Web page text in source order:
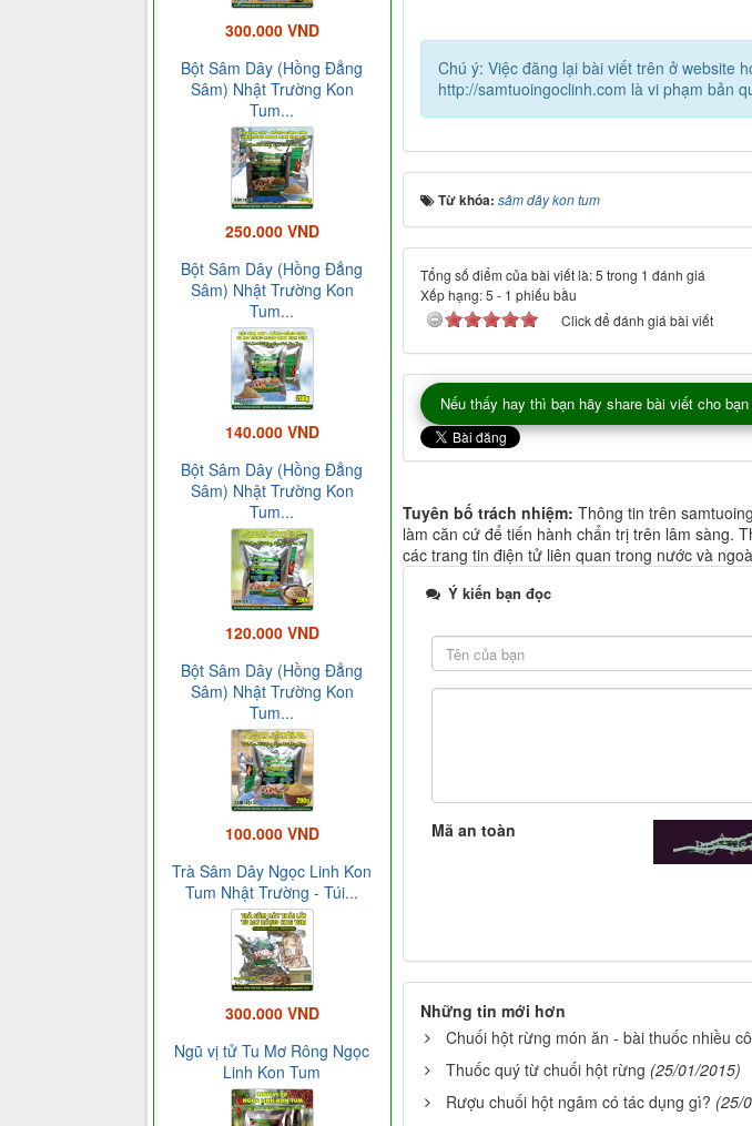
Chú ý: Việc đăng lại bài viết trên ở website
http://samtuoingoclinh.com là vi phạm bản
Từ khóa: sâm dây kon tum
Tổng số điểm của bài viết là: 5 trong 1 đánh giá
Xếp hạng:5 - 1 phiếu bầu
Click để đánh giá bài viết
Nếu thấy hay thì bạn hãy share bài viết cho
Tuyên bố trách nhiệm: Thông tin trên
làm căn cứ để tiến hành chẩn trị trên lâm sàng.
các trang tin điện tử liên quan trong nước và
Ý kiến bạn đọc
Mã an toàn
Những tin mới hơn
Chuối hột rừng món ăn - bài thuốc nhiều
Thuốc quý từ chuối hột rừng (25/01/2015)
Rượu chuối hột ngâm có tác dụng gì? (25/
300.000 VND
Bột Sâm Dây (Hồng Đẳng
Sâm) Nhật Trường Kon
Tum...
250.000 VND
Bột Sâm Dây (Hồng Đẳng
Sâm) Nhật Trường Kon
Tum...
140.000 VND
Bột Sâm Dây (Hồng Đẳng
Sâm) Nhật Trường Kon
Tum...
120.000 VND
Bột Sâm Dây (Hồng Đẳng
Sâm) Nhật Trường Kon
Tum...
100.000 VND
Trà Sâm Dây Ngọc Linh Kon
Tum Nhật Trường - Túi...
300.000 VND
Ngũ vị tử Tu Mơ Rông Ngọc
Linh Kon Tum